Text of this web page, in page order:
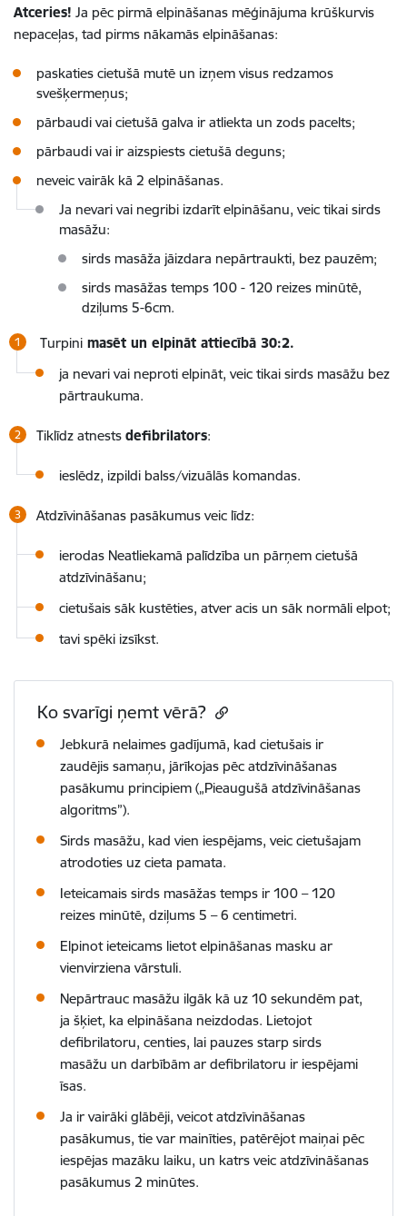
Atceries! Ja pēc pirmā elpināšanas mēģinājuma krūškurvis
nepaceļas, tad pirms nākamās elpināšanas:
paskaties cietušā mutē un izņem visus redzamos
svešķermeņus;
pārbaudi vai cietušā galva ir atliekta un zods pacelts;
pārbaudi vai ir aizspiests cietušā deguns;
neveic vairāk kā 2 elpināšanas.
Ja nevari vai negribi izdarīt elpināšanu, veic tikai sirds
masāžu:
sirds masāža jāizdara nepārtraukti, bez pauzēm;
sirds masāžas temps 100 - 120 reizes minūtē,
dziļums 5-6cm.
Turpini masēt un elpināt attiecībā 30:2.
ja nevari vai neproti elpināt, veic tikai sirds masāžu bez
pārtraukuma.
Tiklīdz atnests defibrilators:
ieslēdz, izpildi balss/vizuālās komandas.
Atdzīvināšanas pasākumus veic līdz:
ierodas Neatliekamā palīdzība un pārņem cietušā
atdzīvināšanu;
cietušais sāk kustēties, atver acis un sāk normāli elpot;
tavi spēki izsīkst.
Ko svarīgi ņemt vērā?
Jebkurā nelaimes gadījumā, kad cietušais ir
zaudējis samaņu, jārīkojas pēc atdzīvināšanas
pasākumu principiem („Pieaugušā atdzīvināšanas
algoritms”).
Sirds masāžu, kad vien iespējams, veic cietušajam
atrodoties uz cieta pamata.
Ieteicamais sirds masāžas temps ir 100 – 120
reizes minūtē, dziļums 5 – 6 centimetri.
Elpinot ieteicams lietot elpināšanas masku ar
vienvirziena vārstuli.
Nepārtrauc masāžu ilgāk kā uz 10 sekundēm pat,
ja šķiet, ka elpināšana neizdodas. Lietojot
defibrilatoru, centies, lai pauzes starp sirds
masāžu un darbībām ar defibrilatoru ir iespējami
īsas.
Ja ir vairāki glābēji, veicot atdzīvināšanas
pasākumus, tie var mainīties, patērējot maiņai pēc
iespējas mazāku laiku, un katrs veic atdzīvināšanas
pasākumus 2 minūtes.